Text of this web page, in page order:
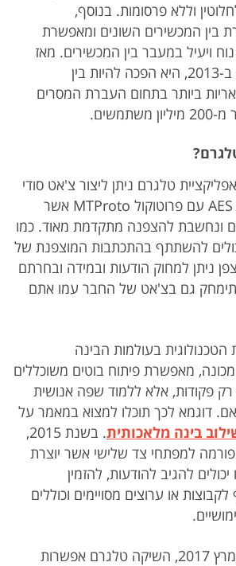
וללא פרסומות. בנוסף,
בין המכשירים השונים ומאפשרת
ויעיל במעבר בין המכשירים. מאז
השקתה של טלגרם ב-2013, היא הפכה להיות בין
ביותר בתחום העברת המסרים
טלגרם ניתן ליצור צ'אט סודי
על ידי הצפנה מסוג AES עם פרוטוקול MTProto אשר
ונחשבת להצפנה מתקדמת מאוד. כמו
להשתתף בהתכתבות המוצפנת של
ניתן למחוק הודעות ובמידה ובחרתם
תימחק גם בצ'אט של החבר עמו אתם
בעולמות הבינה
מאפשרת פיתוח בוטים משוכללים
רק פקודות, אלא ללמוד שפה אנושית
דוגמא לכך תוכלו למצוא במאמר על
בינה מלאכותית
. בשנת 2015,
למפתחי צד שלישי אשר יוצרת
להגיב להודעות, להזמין
או ערוצים מסויימים וכוללים
במרץ 2017, השיקה טלגרם אפשרות